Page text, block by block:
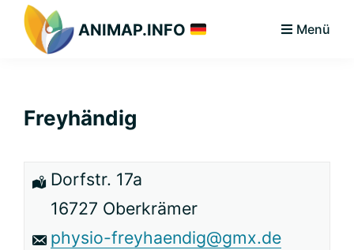
Hauptnavigation
Zum
Hauptinhalt
primären
ANIMAP.INFO
Das
Menü
Freyhändig
Dorfstr. 17a
16727 Oberkrämer
physio-freyhaendig@gmx.de